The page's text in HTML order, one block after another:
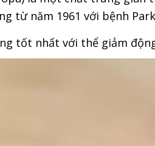
từ năm 1961 với bệnh
tốt nhất với thể giảm